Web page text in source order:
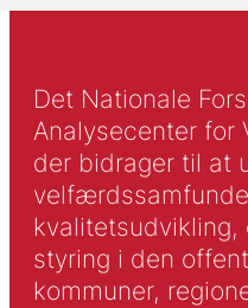
Det Nationale
Analysecenter for
der bidrager til at
styring i den
kommuner,